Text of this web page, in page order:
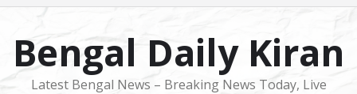
Bengal Daily Kiran
Latest Bengal News – Breaking News Today, Live